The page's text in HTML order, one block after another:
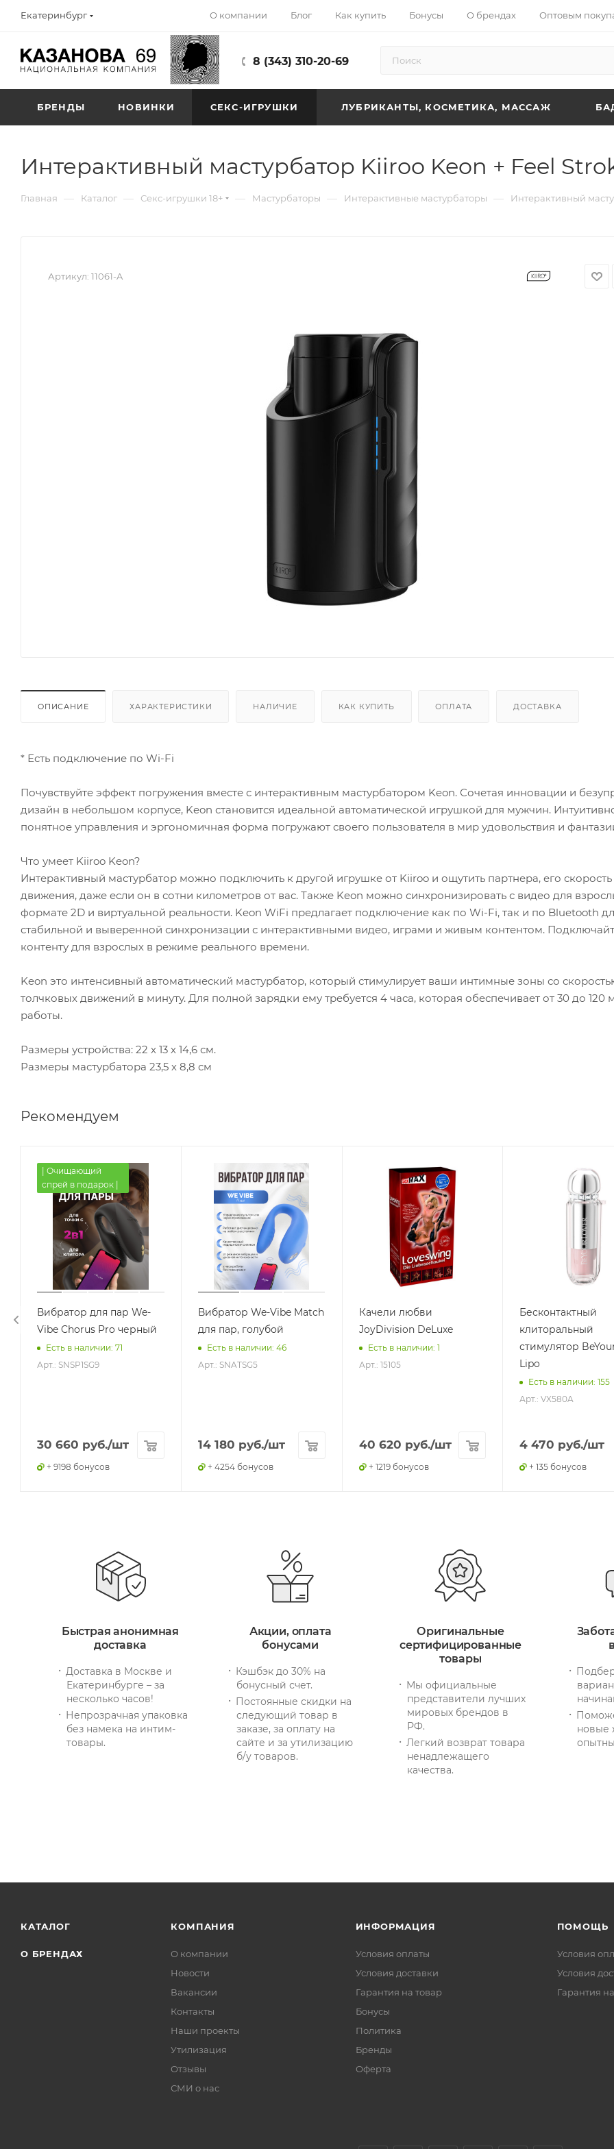
Екатеринбург О компании Блог Как купить Бонусы О брендах Оптовым
8 (343) 310-20-69
БРЕНДЫ НОВИНКИ СЕКС-ИГРУШКИ ЛУБРИКАНТЫ, КОСМЕТИКА, МАССАЖ
Интерактивный мастурбатор Kiiroo Keon + Feel
Главная — Каталог — Секс-игрушки 18+ — Мастурбаторы — Интерактивные мастурбаторы — Интерактивный
Артикул: 11061-A
ОПИСАНИЕ ХАРАКТЕРИСТИКИ НАЛИЧИЕ КАК КУПИТЬ ОПЛАТА ДОСТАВКА
* Есть подключение по Wi-Fi
Почувствуйте эффект погружения вместе с интерактивным мастурбатором Keon. Сочетая инновации и
дизайн в небольшом корпусе, Keon становится идеальной автоматической игрушкой для мужчин.
понятное управления и эргономичная форма погружают своего пользователя в мир удовольствия и
Что умеет Kiiroo Keon?
Интерактивный мастурбатор можно подключить к другой игрушке от Kiiroo и ощутить партнера, его скорость
движения, даже если он в сотни километров от вас. Также Keon можно синхронизировать с видео для
формате 2D и виртуальной реальности. Keon WiFi предлагает подключение как по Wi-Fi, так и по Bluetooth
стабильной и выверенной синхронизации с интерактивными видео, играми и живым контентом.
контенту для взрослых в режиме реального времени.
Keon это интенсивный автоматический мастурбатор, который стимулирует ваши интимные зоны со
толчковых движений в минуту. Для полной зарядки ему требуется 4 часа, которая обеспечивает от 30 до 120
работы.
Размеры устройства: 22 х 13 х 14,6 см.
Размеры мастурбатора 23,5 х 8,8 см
Рекомендуем
| Очищающий
спрей в подарок |
Вибратор для пар We-
Vibe Chorus Pro черный
Есть в наличии: 71
Арт.: SNSP1SG9
30 660 руб./шт
+ 9198 бонусов
Вибратор We-Vibe Match
для пар, голубой
Есть в наличии: 46
Арт.: SNATSG5
14 180 руб./шт
+ 4254 бонусов
Качели любви
JoyDivision DeLuxe
Есть в наличии: 1
Арт.: 15105
40 620 руб./шт
+ 1219 бонусов
Бесконтактный
клиторальный
стимулятор
Lipo
Есть в наличии: 155
Арт.: VX580A
4 470 руб./шт
+ 135 бонусов
Быстрая анонимная
доставка
Доставка в Москве и
Екатеринбурге – за
несколько часов!
Непрозрачная упаковка
без намека на интим-
товары.
Акции, оплата
бонусами
Кэшбэк до 30% на
бонусный счет.
Постоянные скидки на
следующий товар в
заказе, за оплату на
сайте и за утилизацию
б/у товаров.
Оригинальные
сертифицированные
товары
Мы официальные
представители лучших
мировых брендов в
РФ.
Легкий возврат товара
ненадлежащего
качества.
новые
КАТАЛОГ
О БРЕНДАХ
КОМПАНИЯ
О компании
Новости
Вакансии
Контакты
Наши проекты
Утилизация
Отзывы
СМИ о нас
ИНФОРМАЦИЯ
Условия оплаты
Условия доставки
Гарантия на товар
Бонусы
Политика
Бренды
Оферта
ПОМОЩЬ
Условия
Условия
Гарантия